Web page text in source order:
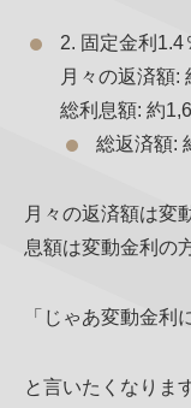
2. 固定金利1.4
月々の返済額:
総利息額: 約
総返済額:
月々の返済額は変
息額は変動金利の
「じゃあ変動金利
と言いたくなりま